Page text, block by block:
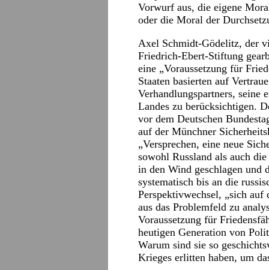
Vorwurf aus, die eigene
oder die Moral der
Axel Schmidt-Gödelitz, der
Friedrich-Ebert-Stiftung
eine „Voraussetzung für
Staaten basierten auf
Verhandlungspartners, seine
Landes zu berücksichtigen.
vor dem Deutschen
auf der Münchner
„Versprechen, eine neue
sowohl Russland als auch
in den Wind geschlagen und
systematisch bis an die
Perspektivwechsel, „sich auf
aus das Problemfeld zu
Voraussetzung für
heutigen Generation von
Warum sind sie so
Krieges erlitten haben, um